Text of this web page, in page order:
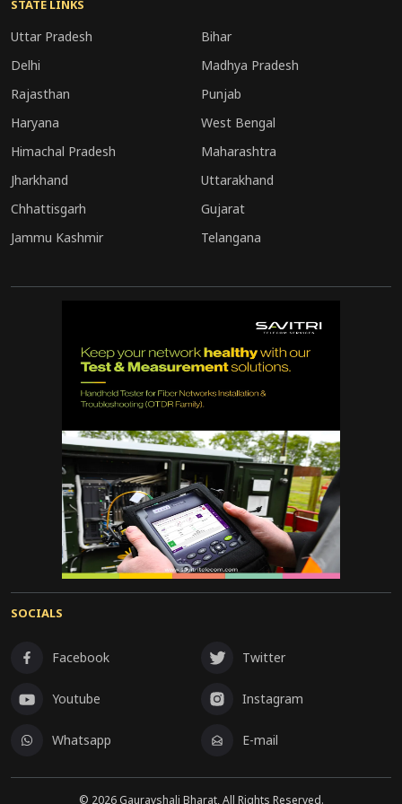
STATE LINKS
Uttar Pradesh
Bihar
Delhi
Madhya Pradesh
Rajasthan
Punjab
Haryana
West Bengal
Himachal Pradesh
Maharashtra
Jharkhand
Uttarakhand
Chhattisgarh
Gujarat
Jammu Kashmir
Telangana
SOCIALS
Facebook Twitter
Youtube Instagram
Whatsapp E-mail
© 2026Gauravshali Bharat, All Rights Reserved.